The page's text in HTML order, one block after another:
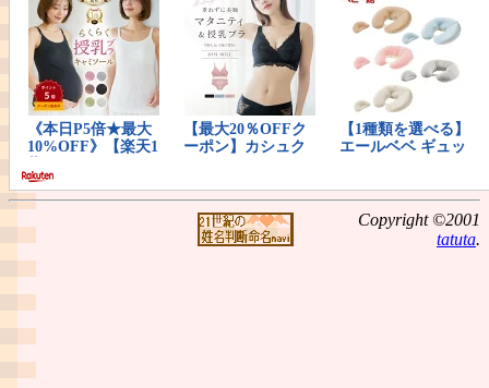
Copyright ©2001
tatuta.